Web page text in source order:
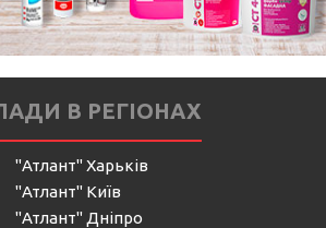
В РЕГІОНАХ
"Атлант" Харьків
"Атлант" Київ
"Атлант" Дніпро